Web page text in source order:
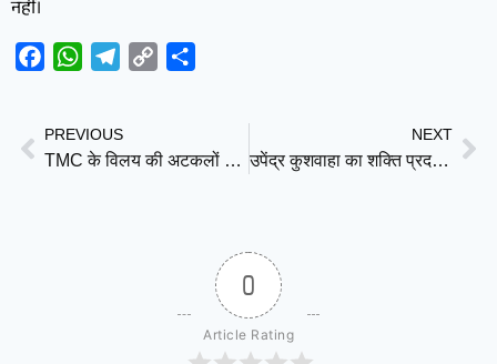
नहीं।
FacebookWhatsAppTelegram
Copy
PREVIOUS
TMC के विलय की अटकलों पर डेरेक ओ’ब्रायन का विराम, बोले- यह पूरी तरह फेक न्यूज
NEXT
उपेंद्र कुशवाहा का शक्ति प्रदर्शन! बेटे को MLC टिकट न मिलने के बाद फिर बने RLM अध्यक्ष, BJP को दिया बड़ा संदेश
0
Article Rating